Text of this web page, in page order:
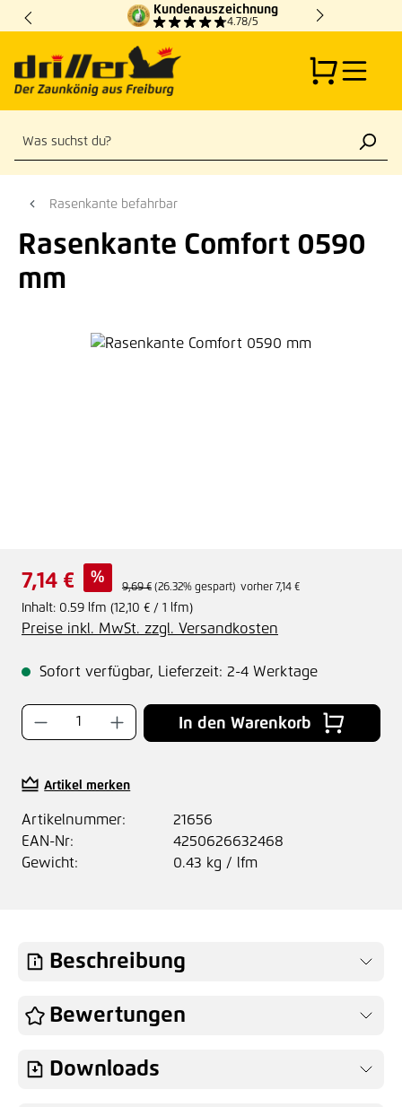
Zum Hauptinhalt springen
Kundenauszeichnung
4.78/5
Rasenkante befahrbar
Rasenkante Comfort 0590
mm
Bildergalerie überspringen
Verkaufspreis:
7,14 € %
Regulärer Preis:
9,69 € (26.32% gespart) vorher 7,14 €
Inhalt: 0.59 lfm (12,10 € / 1 lfm)
Preise inkl. MwSt. zzgl. Versandkosten
Sofort verfügbar, Lieferzeit: 2-4 Werktage
Produkt Anzahl: Gib den gewünschten
In den Warenkorb
Artikel merken
Artikelnummer:
21656
EAN-Nr:
4250626632468
Gewicht:
0.43 kg / lfm
Beschreibung
Bewertungen
Downloads